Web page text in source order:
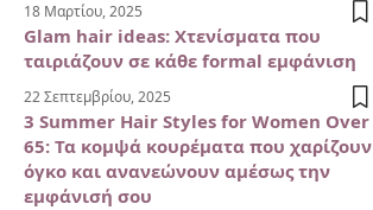
18 Μαρτίου, 2025
Glam hair ideas: Χτενίσματα που
ταιριάζουν σε κάθε formal εμφάνιση
22 Σεπτεμβρίου, 2025
3 Summer Hair Styles for Women Over
65: Τα κομψά κουρέματα που χαρίζουν
όγκο και ανανεώνουν αμέσως την
εμφάνισή σου